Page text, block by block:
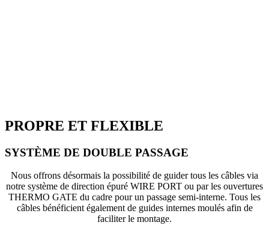
PROPRE ET FLEXIBLE
SYSTÈME DE DOUBLE PASSAGE
Nous offrons désormais la possibilité de guider tous les câbles via
notre système de direction épuré WIRE PORT ou par les ouvertures
THERMO GATE du cadre pour un passage semi-interne. Tous les
câbles bénéficient également de guides internes moulés afin de
faciliter le montage.